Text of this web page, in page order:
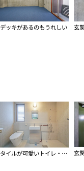
デッキがあるのもうれしい 玄
タイルが可愛いトイレ・洗面スペース